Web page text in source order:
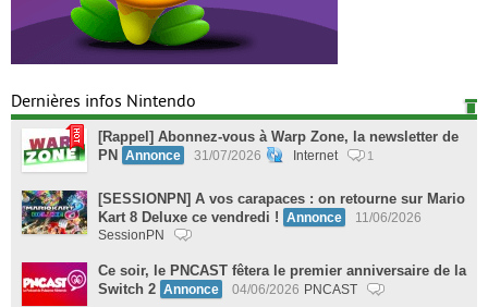
Dernières infos Nintendo
[Rappel] Abonnez-vous à Warp Zone, la newsletter de
PN Annonce 31/07/2026 Internet 1
[SESSIONPN] A vos carapaces : on retourne sur Mario
Kart 8 Deluxe ce vendredi !
Annonce
11/06/2026
SessionPN
Ce soir, le PNCAST fêtera le premier anniversaire de la
Switch 2 Annonce 04/06/2026 PNCAST